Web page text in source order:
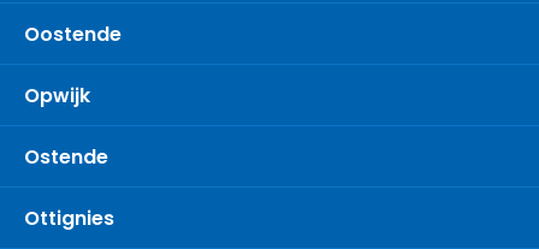
Oostende
Opwijk
Ostende
Ottignies